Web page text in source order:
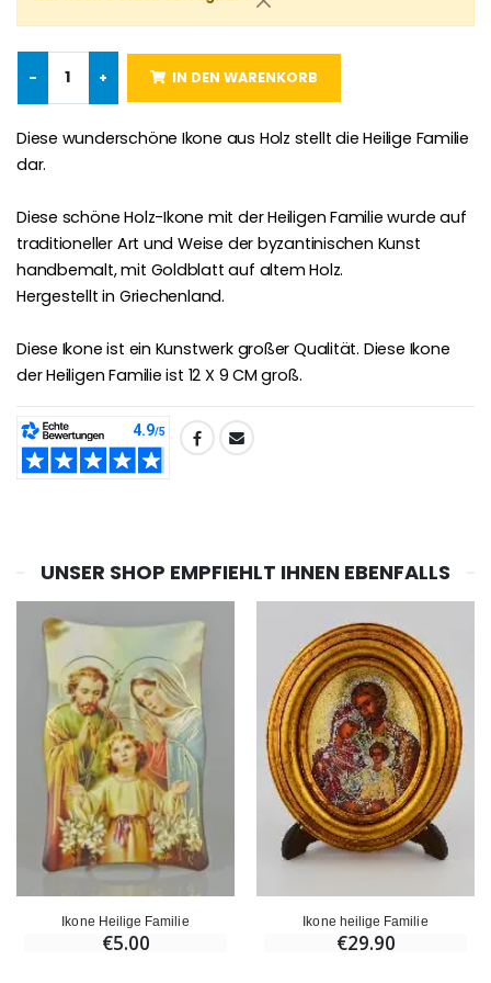
€9.90
Novenen-Kerze für eine Heilung - 17.5cm
6 Kerzen Farbe Weiss
€6.00
- + IN DEN WARENKORB
Diese wunderschöne Ikone aus Holz stellt die Heilige Familie
dar.
Diese schöne Holz-Ikone mit der Heiligen Familie wurde auf
traditioneller Art und Weise der byzantinischen Kunst
handbemalt, mit Goldblatt auf altem Holz.
Hergestellt in Griechenland.
Diese Ikone ist ein Kunstwerk großer Qualität. Diese Ikone
der Heiligen Familie ist 12 X 9 CM groß.
TEILEN:
UNSER SHOP EMPFIEHLT IHNEN EBENFALLS
Ikone Heilige Familie
€5.00
Ikone heilige Familie
€29.90